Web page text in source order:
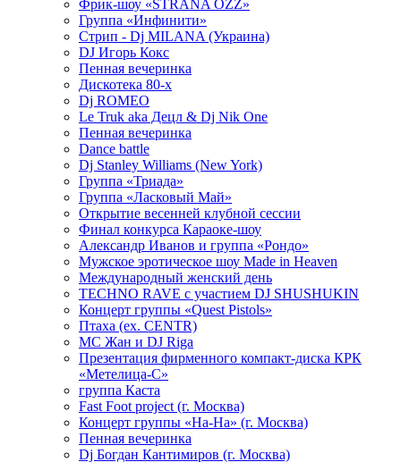
Фрик-шоу «STRANA OZZ»
Группа «Инфинити»
Стрип - Dj MILANA (Украина)
DJ Игорь Кокс
Пенная вечеринка
Дискотека 80-х
Dj ROMEO
Le Truk aka Децл & Dj Nik One
Пенная вечеринка
Dance battle
Dj Stanley Williams (New York)
Группа «Триада»
Группа «Ласковый Май»
Открытие весенней клубной сессии
Финал конкурса Караоке-шоу
Александр Иванов и группа «Рондо»
Мужское эротическое шоу Made in Heaven
Международный женский день
TECHNO RAVE с участием DJ SHUSHUKIN
Концерт группы «Quest Pistols»
Птаха (ex. CENTR)
МС Жан и DJ Riga
Презентация фирменного компакт-диска КРК
«Метелица-С»
группа Каста
Fast Foot project (г. Москва)
Концерт группы «На-На» (г. Москва)
Пенная вечеринка
Dj Богдан Кантимиров (г. Москва)